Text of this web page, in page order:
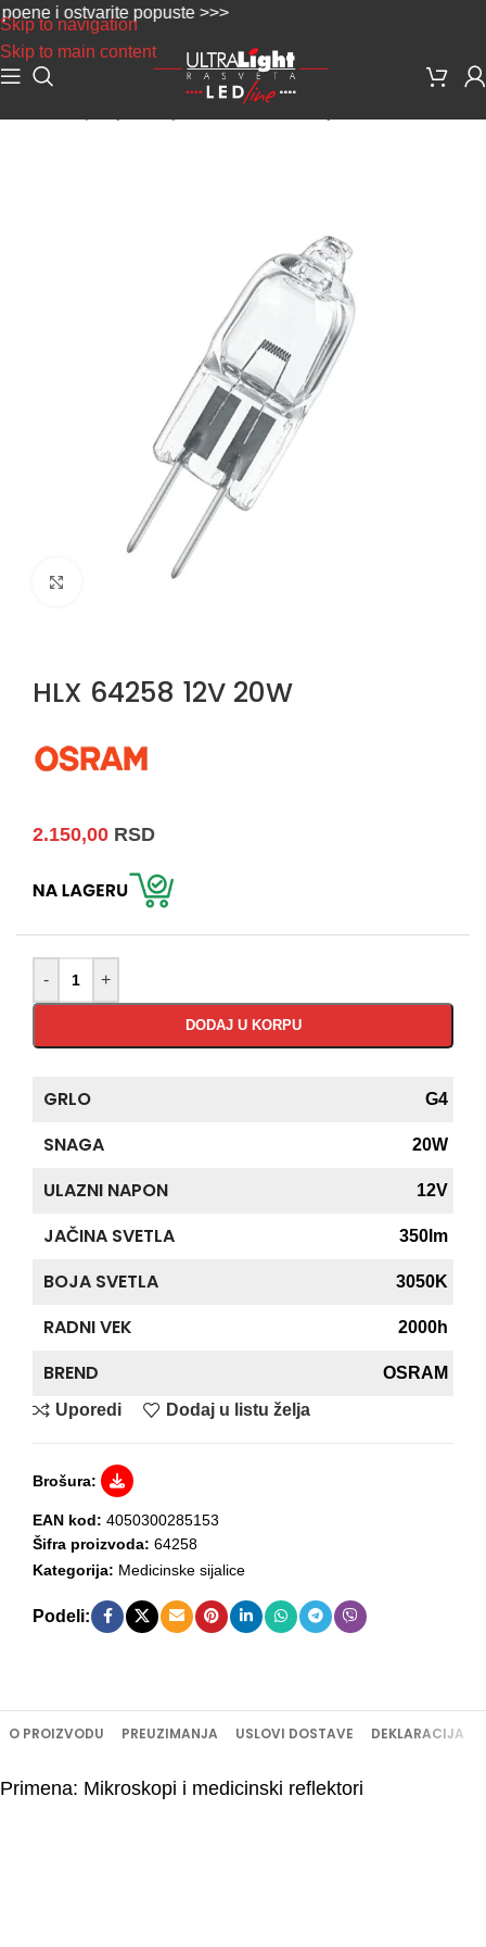
Skip to navigation
Skip to main content
i ostvarite popuste >>>
HLX 64258 12V 20W
2.150,00 RSD
- +
DODAJ U KORPU
GRLO G4
SNAGA 20W
ULAZNI NAPON 12V
JAČINA SVETLA 350lm
BOJA SVETLA 3050K
RADNI VEK 2000h
BREND
OSRAM
Uporedi
Dodaj u listu želja
Brošura:
EAN kod: 4050300285153
Šifra proizvoda: 64258
Kategorija: Medicinske sijalice
Podeli:
O PROIZVODU PREUZIMANJA USLOVI DOSTAVE DEKLARACIJA
Primena: Mikroskopi i medicinski reflektori